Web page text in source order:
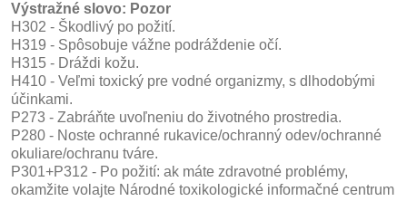
Výstražné slovo: Pozor
H302 - Škodlivý po požití.
H319 - Spôsobuje vážne podráždenie očí.
H315 - Dráždi kožu.
H410 - Veľmi toxický pre vodné organizmy, s dlhodobými
účinkami.
P273 - Zabráňte uvoľneniu do životného prostredia.
P280 - Noste ochranné rukavice/ochranný odev/ochranné
okuliare/ochranu tváre.
P301+P312 - Po požití: ak máte zdravotné problémy,
okamžite volajte Národné toxikologické informačné centrum